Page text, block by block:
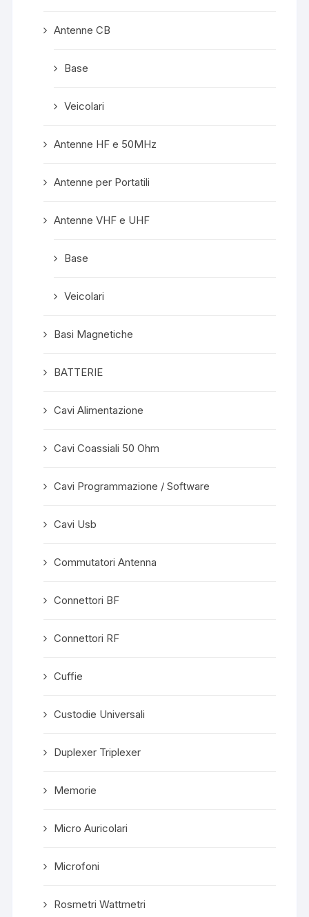
Antenne CB
Base
Veicolari
Antenne HF e 50MHz
Antenne per Portatili
Antenne VHF e UHF
Base
Veicolari
Basi Magnetiche
BATTERIE
Cavi Alimentazione
Cavi Coassiali 50 Ohm
Cavi Programmazione / Software
Cavi Usb
Commutatori Antenna
Connettori BF
Connettori RF
Cuffie
Custodie Universali
Duplexer Triplexer
Memorie
Micro Auricolari
Microfoni
Rosmetri Wattmetri